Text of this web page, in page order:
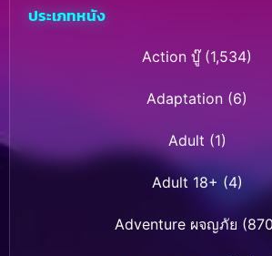
ประเภทหนัง
Action บู๊(1,534)
Adaptation (6)
Adult (1)
Adult 18+ (4)
Adventure ผจญภัย